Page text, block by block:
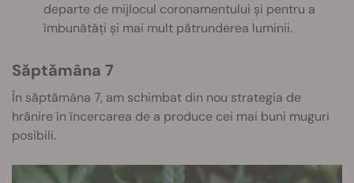
departe de mijlocul coronamentului și pentru a
îmbunătăți și mai mult pătrunderea luminii.
Săptămâna 7
În săptămâna 7, am schimbat din nou strategia de
hrănire în încercarea de a produce cei mai buni muguri
posibili.